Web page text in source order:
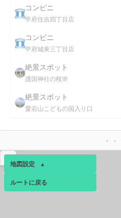
コンビニ
甲府住吉四丁目店
コンビニ
甲府城東三丁目店
絶景スポット
護国神社の桜🌸
絶景スポット
愛宕山こどもの国入り口
地図設定 ▴
ベース ▴
ルートに戻る